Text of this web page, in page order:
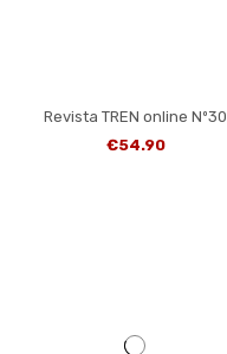
Revista TREN online Nº30
€54.90